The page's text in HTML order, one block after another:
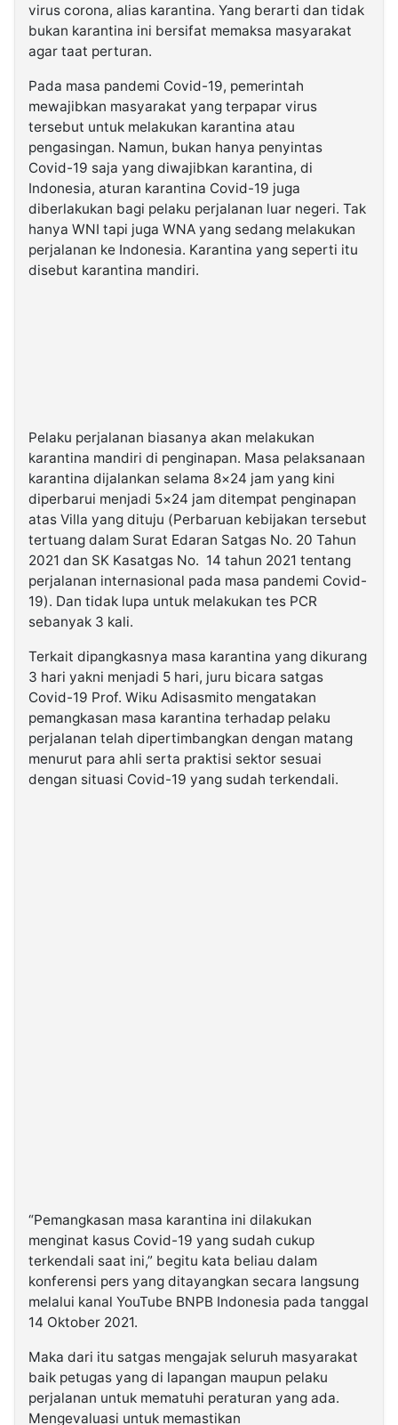
virus corona, alias karantina. Yang berarti dan tidak
bukan karantina ini bersifat memaksa masyarakat
agar taat perturan.
Pada masa pandemi Covid-19, pemerintah
mewajibkan masyarakat yang terpapar virus
tersebut untuk melakukan karantina atau
pengasingan. Namun, bukan hanya penyintas
Covid-19 saja yang diwajibkan karantina, di
Indonesia, aturan karantina Covid-19 juga
diberlakukan bagi pelaku perjalanan luar negeri. Tak
hanya WNI tapi juga WNA yang sedang melakukan
perjalanan ke Indonesia. Karantina yang seperti itu
disebut karantina mandiri.
Pelaku perjalanan biasanya akan melakukan
karantina mandiri di penginapan. Masa pelaksanaan
karantina dijalankan selama 8×24 jam yang kini
diperbarui menjadi 5×24 jam ditempat penginapan
atas Villa yang dituju (Perbaruan kebijakan tersebut
tertuang dalam Surat Edaran Satgas No. 20 Tahun
2021 dan SK Kasatgas No. 14 tahun 2021 tentang
perjalanan internasional pada masa pandemi Covid-
19). Dan tidak lupa untuk melakukan tes PCR
sebanyak 3 kali.
Terkait dipangkasnya masa karantina yang dikurang
3 hari yakni menjadi 5 hari, juru bicara satgas
Covid-19 Prof. Wiku Adisasmito mengatakan
pemangkasan masa karantina terhadap pelaku
perjalanan telah dipertimbangkan dengan matang
menurut para ahli serta praktisi sektor sesuai
dengan situasi Covid-19 yang sudah terkendali.
“Pemangkasan masa karantina ini dilakukan
menginat kasus Covid-19 yang sudah cukup
terkendali saat ini,” begitu kata beliau dalam
konferensi pers yang ditayangkan secara langsung
melalui kanal YouTube BNPB Indonesia pada tanggal
14 Oktober 2021.
Maka dari itu satgas mengajak seluruh masyarakat
baik petugas yang di lapangan maupun pelaku
perjalanan untuk mematuhi peraturan yang ada.
Mengevaluasi untuk memastikan